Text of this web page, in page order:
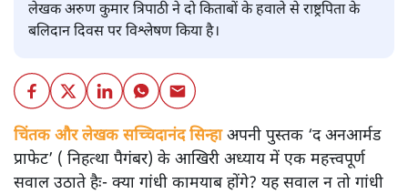
लेखक अरुण कुमार त्रिपाठी ने दो किताबों के हवाले से राष्ट्रपिता के
बलिदान दिवस पर विश्लेषण किया है।
चिंतक और लेखक सच्चिदानंद सिन्हाअपनी पुस्तक ‘द अनआर्मड
प्राफेट’ ( निहत्था पैगंबर) के आखिरी अध्याय में एक महत्त्वपूर्ण
सवाल उठाते हैः- क्या गांधी कामयाब होंगे? यह सवाल न तो गांधी